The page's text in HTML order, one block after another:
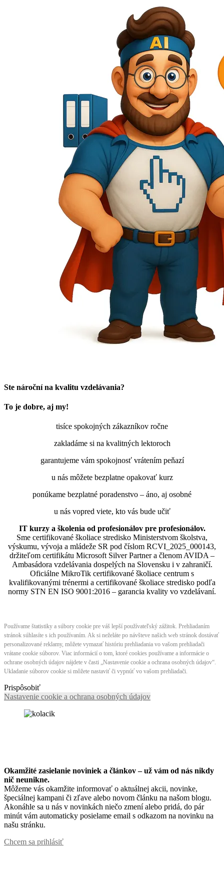
Ste nároční na kvalitu vzdelávania?
To je dobre, aj my!
tisíce spokojných zákazníkov ročne
zakladáme si na kvalitných lektoroch
garantujeme vám spokojnosť vrátením peňazí
u nás môžete bezplatne opakovať kurz
ponúkame bezplatné poradenstvo – áno, aj osobné
u nás vopred viete, kto vás bude učiť
IT kurzy a školenia od profesionálov pre profesionálov.
Sme certifikované školiace stredisko Ministerstvom školstva,
výskumu, vývoja a mládeže SR pod číslom RCVI_2025_000143,
držiteľom certifikátu Microsoft Silver Partner a členom AVIDA –
Ambasádora vzdelávania dospelých na Slovensku i v zahraničí.​​​​​​​​​​​​​​​​
Oficiálne MikroTik certifikované školiace centrum s
kvalifikovanými trénermi ​​​​​​​​​​a certifikované školiace stredisko podľa
normy STN EN ISO 9001:2016 – garancia kvality vo vzdelávaní.
Používame štatistiky a súbory cookie pre váš lepší používateľský zážitok. Prehliadaním
stránok súhlasíte s ich používaním. Ak si neželáte po návšteve našich web stránok dostávať
personalizované reklamy, môžete vymazať históriu prehliadania vo vašom prehliadači
vrátane cookie súborov. Viac informácií o tom, ktoré cookies používame a informácie o
ochrane osobných údajov nájdete v časti „Nastavenie cookie a ochrana osobných údajov“.
Ukladanie súborov cookie si môžete nastaviť či vypnúť vo vašom prehliadači.
Prispôsobiť
Nastavenie cookie a ochrana osobných údajov
Okamžité zasielanie noviniek a článkov – už vám od nás nikdy
nič neunikne.
Môžeme vás okamžite informovať o aktuálnej akcii, novinke,
špeciálnej kampani či zľave alebo novom článku na našom blogu.
Akonáhle sa u nás v novinkách niečo zmení alebo pridá, do pár
minút vám automaticky posielame email s odkazom na novinku na
našu stránku.
Chcem sa prihlásiť